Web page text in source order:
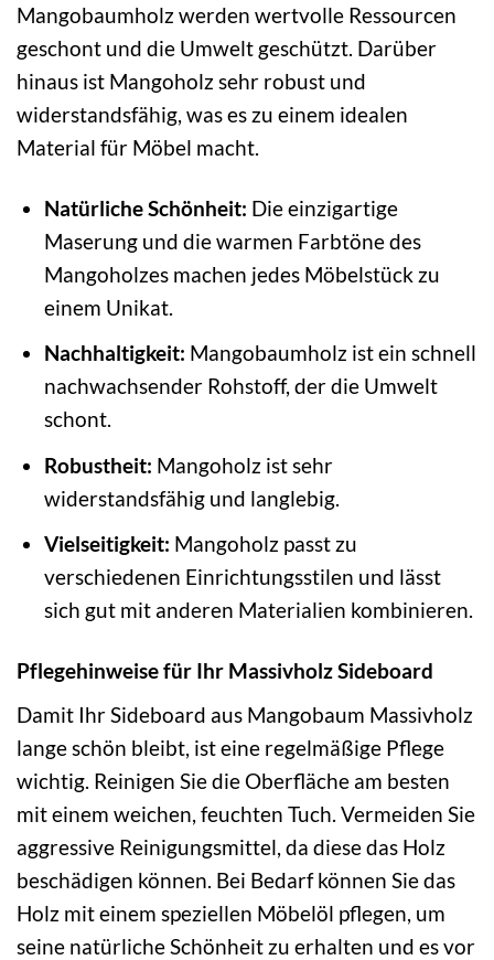
Mangobaumholz werden wertvolle Ressourcen
geschont und die Umwelt geschützt. Darüber
hinaus ist Mangoholz sehr robust und
widerstandsfähig, was es zu einem idealen
Material für Möbel macht.
Natürliche Schönheit: Die einzigartige
Maserung und die warmen Farbtöne des
Mangoholzes machen jedes Möbelstück zu
einem Unikat.
Nachhaltigkeit: Mangobaumholz ist ein schnell
nachwachsender Rohstoff, der die Umwelt
schont.
Robustheit: Mangoholz ist sehr
widerstandsfähig und langlebig.
Vielseitigkeit: Mangoholz passt zu
verschiedenen Einrichtungsstilen und lässt
sich gut mit anderen Materialien kombinieren.
Pflegehinweise für Ihr Massivholz Sideboard
Damit Ihr Sideboard aus Mangobaum Massivholz
lange schön bleibt, ist eine regelmäßige Pflege
wichtig. Reinigen Sie die Oberfläche am besten
mit einem weichen, feuchten Tuch. Vermeiden Sie
aggressive Reinigungsmittel, da diese das Holz
beschädigen können. Bei Bedarf können Sie das
Holz mit einem speziellen Möbelöl pflegen, um
seine natürliche Schönheit zu erhalten und es vor